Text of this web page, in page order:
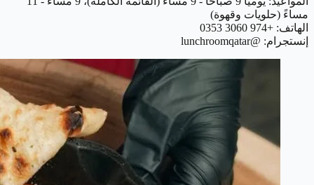
مساءً (حلويات وقهوة)
الهاتف: +974 3060 0353
إنستجرام: @lunchroomqatar